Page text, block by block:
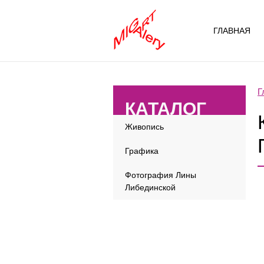
ГЛАВНАЯ
КАТАЛОГ
Живопись
Графика
Фотография Лины
Либединской